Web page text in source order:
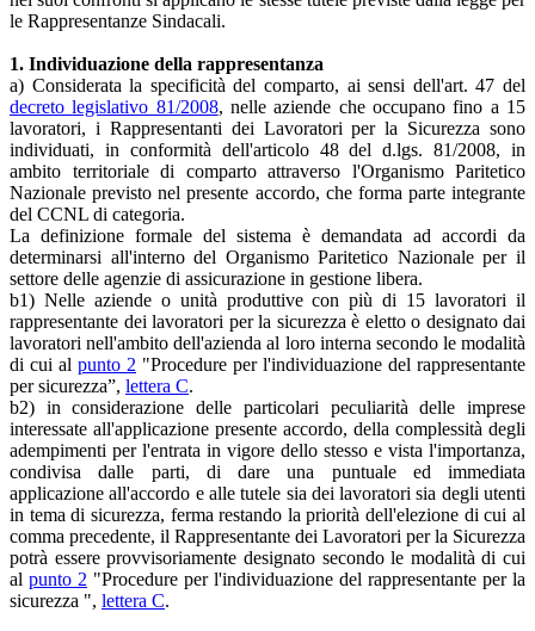
le Rappresentanze Sindacali.
1. Individuazione della rappresentanza
a) Considerata la specificità del comparto, ai sensi dell'art. 47 del
decreto legislativo 81/2008, nelle aziende che occupano fino a 15
lavoratori, i Rappresentanti dei Lavoratori per la Sicurezza sono
individuati, in conformità dell'articolo 48 del d.lgs. 81/2008, in
ambito territoriale di comparto attraverso l'Organismo Paritetico
Nazionale previsto nel presente accordo, che forma parte integrante
del CCNL di categoria.
La definizione formale del sistema è demandata ad accordi da
determinarsi all'interno del Organismo Paritetico Nazionale per il
settore delle agenzie di assicurazione in gestione libera.
b1) Nelle aziende o unità produttive con più di 15 lavoratori il
rappresentante dei lavoratori per la sicurezza è eletto o designato dai
lavoratori nell'ambito dell'azienda al loro interna secondo le modalità
di cui al punto 2 "Procedure per l'individuazione del rappresentante
per sicurezza”, lettera C.
b2) in considerazione delle particolari peculiarità delle imprese
interessate all'applicazione presente accordo, della complessità degli
adempimenti per l'entrata in vigore dello stesso e vista l'importanza,
condivisa dalle parti, di dare una puntuale ed immediata
applicazione all'accordo e alle tutele sia dei lavoratori sia degli utenti
in tema di sicurezza, ferma restando la priorità dell'elezione di cui al
comma precedente, il Rappresentante dei Lavoratori per la Sicurezza
potrà essere provvisoriamente designato secondo le modalità di cui
al punto 2 "Procedure per l'individuazione del rappresentante per la
sicurezza ", lettera C.